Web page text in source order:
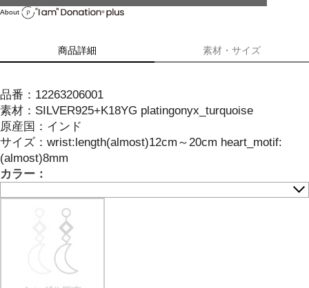
About
商品詳細 素材・サイズ
品番： 12263206001
素材： SILVER925+K18YG platingonyx_turquoise
原産国： インド
サイズ： wrist:length(almost)12cm～20cm heart_motif:
(almost)8mm
カラー：